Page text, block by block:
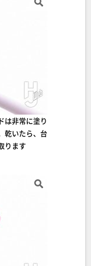
は非常に塗り
乾いたら、台
ります